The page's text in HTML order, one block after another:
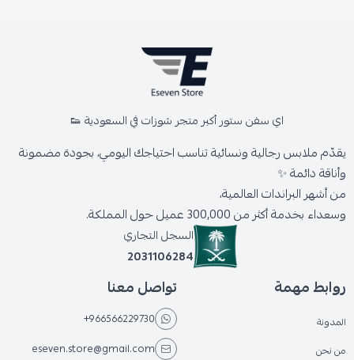
اي سفن ستور أكبر متجر شوزات في السعودية 👟
يقدّم ملابس رجالية ونسائية تناسب احتياجك اليومي، بجودة مضمونة
وأناقة دائمة ✨
من أشهر البراندات العالمية،
وسعداء بخدمة أكثر من 300,000 عميل حول المملكة.
السجل التجاري
2031106284
روابط مهمة
المدونة
من نحن
تواصل معنا
+966566229730
eseven.store@gmail.com